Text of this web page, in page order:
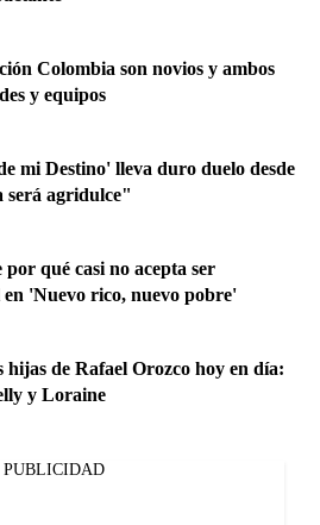
Colombia son novios y ambos
y equipos
mi Destino' lleva duro duelo desde
será agridulce"
qué casi no acepta ser
'Nuevo rico, nuevo pobre'
hijas de Rafael Orozco hoy en día:
y Loraine
PUBLICIDAD